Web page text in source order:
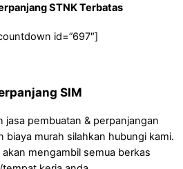
STNK Terbatas
id=”697″]
SIM
jasa pembuatan & perpanjangan
biaya murah silahkan hubungi kami.
mengambil semua berkas